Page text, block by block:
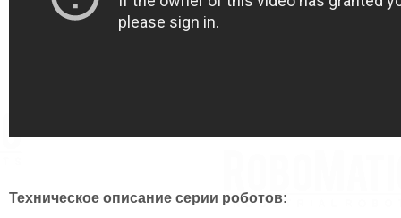
Техническое описание серии роботов: